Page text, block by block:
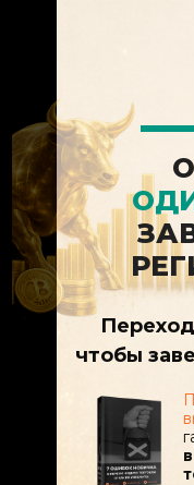
чтобы